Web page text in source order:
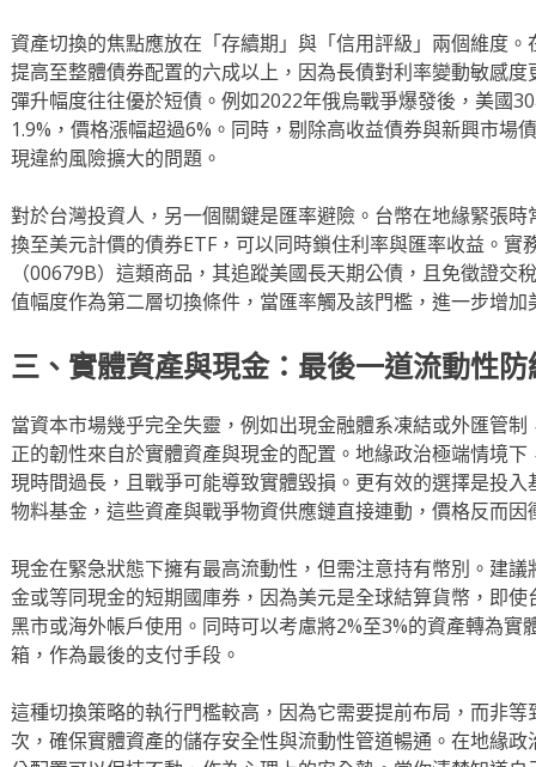
資產切換的焦點應放在「存續期」與「信用評級」兩個維度
提高至整體債券配置的六成以上，因為長債對利率變動敏感
彈升幅度往往優於短債。例如2022年俄烏戰爭爆發後，美國
1.9%，價格漲幅超過6%。同時，剔除高收益債券與新興市場
現違約風險擴大的問題。
對於台灣投資人，另一個關鍵是匯率避險。台幣在地緣緊張
換至美元計價的債券ETF，可以同時鎖住利率與匯率收益。實
（00679B）這類商品，其追蹤美國長天期公債，且免徵證交
值幅度作為第二層切換條件，當匯率觸及該門檻，進一步增加
三、實體資產與現金：最後一道流動性防
當資本市場幾乎完全失靈，例如出現金融體系凍結或外匯管
正的韌性來自於實體資產與現金的配置。地緣政治極端情境
現時間過長，且戰爭可能導致實體毀損。更有效的選擇是投
物料基金，這些資產與戰爭物資供應鏈直接連動，價格反而因
現金在緊急狀態下擁有最高流動性，但需注意持有幣別。建
金或等同現金的短期國庫券，因為美元是全球結算貨幣，即
黑市或海外帳戶使用。同時可以考慮將2%至3%的資產轉為實
箱，作為最後的支付手段。
這種切換策略的執行門檻較高，因為它需要提前布局，而非
次，確保實體資產的儲存安全性與流動性管道暢通。在地緣